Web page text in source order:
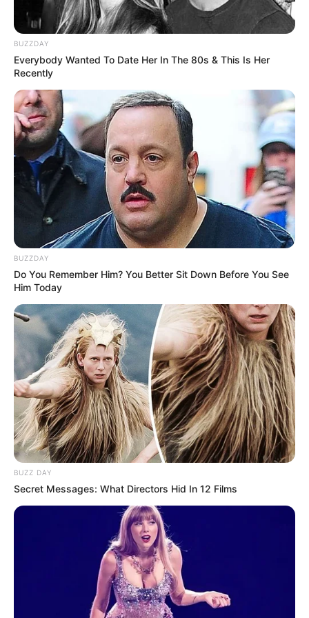
und im Winter zwischen 10:00 Uhr und 15:30 Uhr
kostenlos zugänglich.
Weitere Bilder (anklickbar) mit
Sehenswürdigkeiten und touristischen
Informationen über Burghausen:
Ausflugsziele, Sehenswürdigkeiten, Freizeitziele
und Museen in und im Umkreis von Burghausen:
Umkreissuche Tourismus Burghausen
Museen in und um Burghausen
Kinderausflugsziele für Burghausen
Kindergeburtstag feiern
Schlösser und Burgen in und um Burghausen
Tagesausflugsziele für Burghausen
Bademöglichkeiten
Kinoprogramm
Angebote für Behinderte
Aussichtstürme
Kletterparks
BUZZDAY
Everybody Wanted To Date Her In The 80s & This Is Her
Recently
BUZZDAY
Do You Remember Him? You Better Sit Down Before You See
Him Today
BUZZ DAY
Secret Messages: What Directors Hid In 12 Films
BRAINBERRIES
A Museum To Rihanna's Glory Could Soon Be Opened
BRAINBERRIES
Who Will Be the Next James Bond? Here's What We Know So
Shocking Turn Of Event: Actors Who Pursued Controversial